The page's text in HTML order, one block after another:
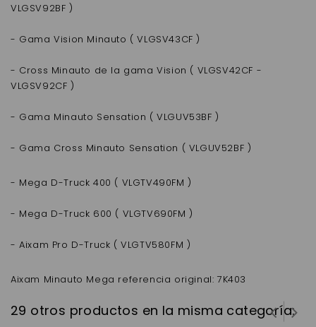
VLGSV92BF )
- Gama Vision Minauto ( VLGSV43CF )
- Cross Minauto de la gama Vision ( VLGSV42CF -
VLGSV92CF )
- Gama Minauto Sensation ( VLGUV53BF )
- Gama Cross Minauto Sensation ( VLGUV52BF )
- Mega D-Truck 400 ( VLGTV490FM )
- Mega D-Truck 600 ( VLGTV690FM )
- Aixam Pro D-Truck ( VLGTV580FM )
Aixam Minauto Mega referencia original: 7K403
29 otros productos en la misma categoría: